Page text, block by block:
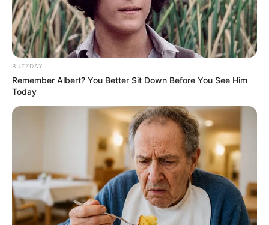
Disney Princesses: Which Live-Action Version Do
BUZZDAY
Remember Albert? You Better Sit Down Before You See Him
Today